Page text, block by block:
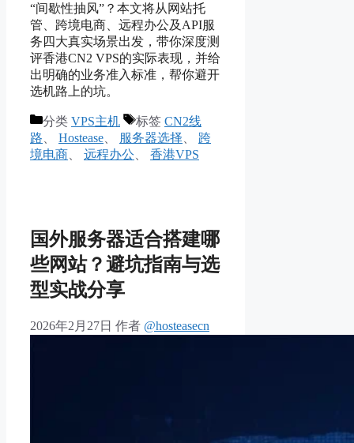
“间歇性抽风”？本文将从网站托
管、跨境电商、远程办公及API服
务四大真实场景出发，带你深度测
评香港CN2 VPS的实际表现，并给
出明确的业务准入标准，帮你避开
选机路上的坑。
分类 VPS主机 标签 CN2线
路
Hostease 服务器选择
跨
境电商
远程办公 香港VPS
国外服务器适合搭建哪
些网站？避坑指南与选
型实战分享
2026年2月27日 作者 @hosteasecn